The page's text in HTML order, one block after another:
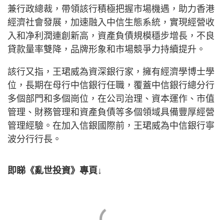
兼行政總裁，帶領該行積極把握市場機遇，助力香港
經濟社會發展，加速融入中信生態系統，實現經營收
入和净利潤連創新高，資產負債規模穩步增長，不良
貸款量率雙降，品牌形象和市場競爭力持續提升。
該行又指，王珺威為資深銀行家，擁有經濟學博士學
位，長期在母行中信銀行任職，覆蓋中信銀行總分行
多個部門和多個崗位，在公司治理、資本運作、市值
管理、財務管理和資產負債等多個領域具備豐厚經營
管理經驗。在加入信銀國際前，王珺威為中信銀行寧
波分行行長。
即睇《亂世投資》專頁↓